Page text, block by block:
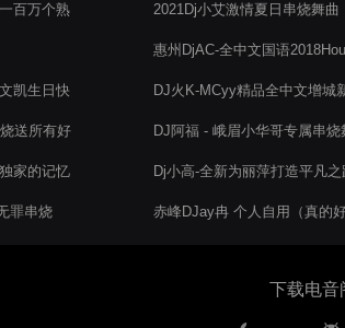
百万个熟
凯生日快
送所有好
家的记忆
罪串烧
2021Dj小艾激情夏日串烧舞曲
惠州DjAC-全中文国语
DJ火K-MCyy精品全中文增城
DJ阿福 - 峨眉小华哥专属串烧
Dj小高-全新为丽萍打造平凡
赤峰DJay冉 个人自用（真的
下载电音